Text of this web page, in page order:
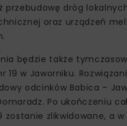
przebudowę dróg
oraz urządzeń
będzie także
19 w Jaworniku.
odcinków Babica –
Po ukończeniu
zostanie zlikwidowane, a